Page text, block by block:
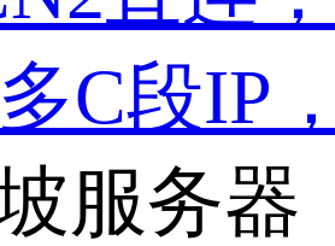
C段IP
服务器